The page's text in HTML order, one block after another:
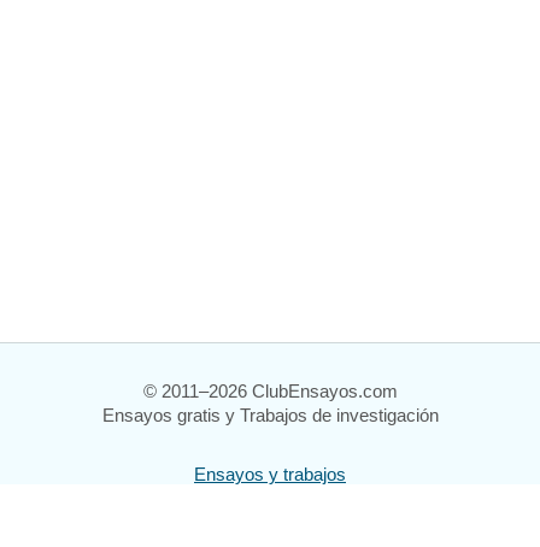
© 2011–2026 ClubEnsayos.com
Ensayos gratis y Trabajos de investigación
Ensayos y trabajos